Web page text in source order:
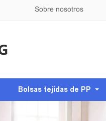
Sobre nosotros
Bolsas tejidas de PP